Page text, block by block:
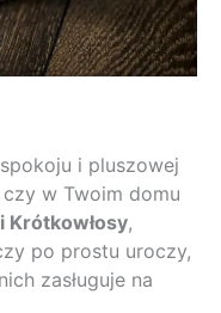
i pluszowej
w Twoim domu
Krótkowłosy,
po prostu uroczy,
zasługuje na